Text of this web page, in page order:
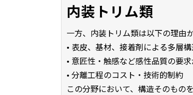
内装トリム類
一方、内装トリム類は以下の理由
• 表皮、基材、接着剤による多層
• 意匠性・触感など感性品質の要
• 分離工程のコスト・技術的制約
この分野において、構造そのもの